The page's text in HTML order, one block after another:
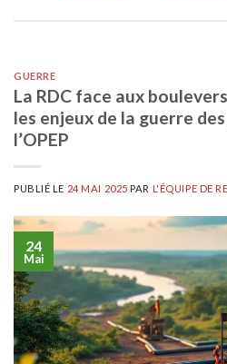
GUERRE
La RDC face aux
les enjeux de la guerre
l’OPEP
PUBLIÉ LE 24 MAI 2025 PAR L'ÉQUIPE DE
24
Mai